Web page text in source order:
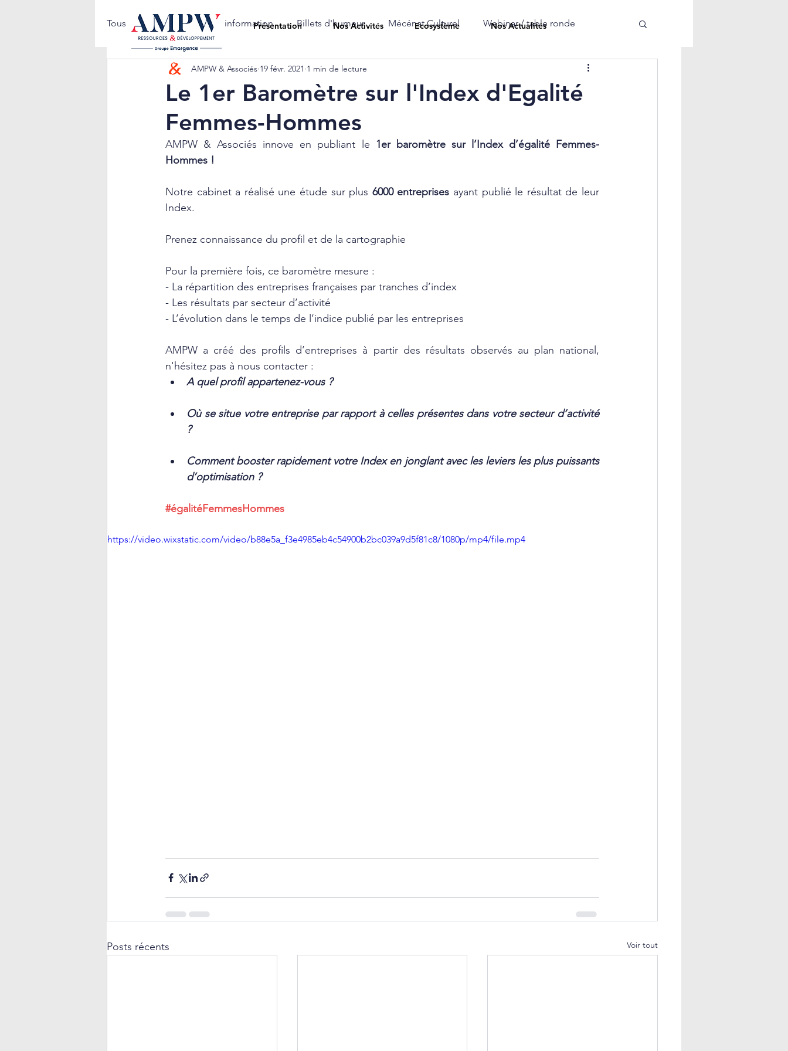
Présentation Nos Activités Ecosystème Nos Actualités
Tous les posts Notes d'information Billets d'humeur Mécénat Culturel Webinar / table ronde
Le 1er Baromètre sur l'Index d'Egalité
Femmes-Hommes
AMPW & Associés 19 févr. 2021 1 min de lecture
AMPW & Associés innove en publiant le 1er baromètre sur l’Index d’égalité Femmes-
Hommes !
Notre cabinet a réalisé une étude sur plus 6000 entreprises ayant publié le résultat de leur
Index.
Prenez connaissance du profil et de la cartographie
Pour la première fois, ce baromètre mesure :
- La répartition des entreprises françaises par tranches d’index
- Les résultats par secteur d’activité
- L’évolution dans le temps de l’indice publié par les entreprises
AMPW a créé des profils d’entreprises à partir des résultats observés au plan national,
n'hésitez pas à nous contacter :
A quel profil appartenez-vous ?
Où se situe votre entreprise par rapport à celles présentes dans votre secteur d’activité
?
Comment booster rapidement votre Index en jonglant avec les leviers les plus puissants
d’optimisation ?
#égalitéFemmesHommes
https://video.wixstatic.com/video/b88e5a_f3e4985eb4c54900b2bc039a9d5f81c8/1080p/mp4/file.mp4
Posts récents Voir tout